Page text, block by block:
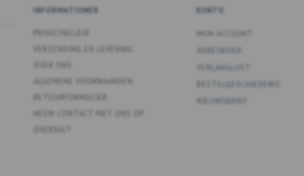
INFORMATIONER
ALGEMENE VOORWAARDEN
RETOURFORMULIER
NEEM CONTACT MET ONS OP
KONTO
MIJN ACCOUNT
ADRESBOEK
VERLANGLIJST
NIEUWSBRIEF